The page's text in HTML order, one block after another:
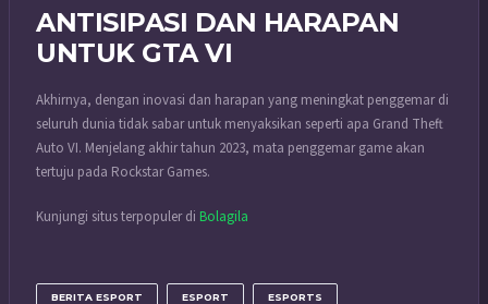
ANTISIPASI DAN HARAPAN
UNTUK GTA VI
Akhirnya, dengan inovasi dan harapan yang meningkat penggemar di
seluruh dunia tidak sabar untuk menyaksikan seperti apa Grand Theft
Auto VI. Menjelang akhir tahun 2023, mata penggemar game akan
tertuju pada Rockstar Games.
Kunjungi situs terpopuler di Bolagila
BERITA ESPORT ESPORT ESPORTS